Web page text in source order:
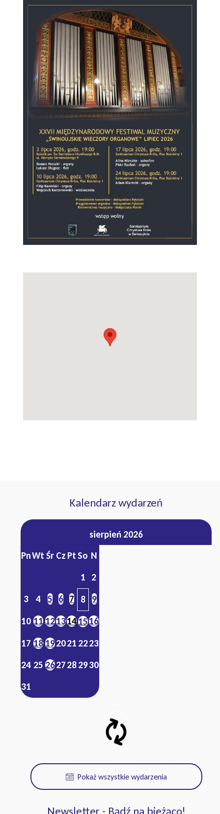
Kalendarz wydarzeń
sierpień 2026
PnWt Śr Cz PtSo N
1
2
3
4 5 6 7 8 9
10 111213141516
17 18192021 2223
24 25 2627282930
31
Pokaż wszystkie wydarzenia
Newsletter - Bądź na bieżąco!